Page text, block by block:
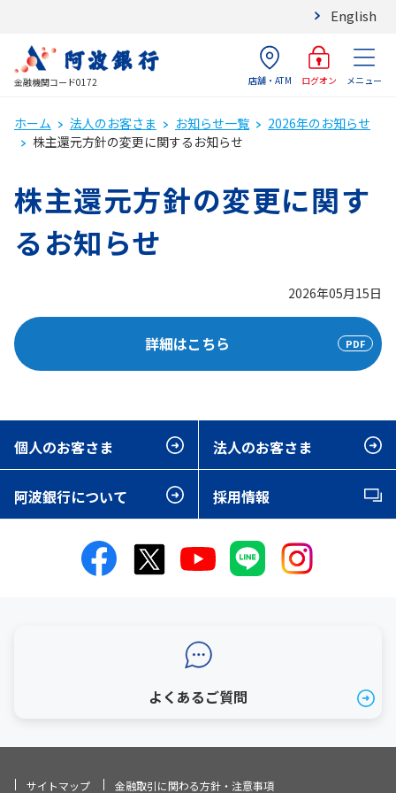
English
金融機関コード0172 店舗・ATM ログオン メニュー
ホーム 法人のお客さま お知らせ一覧
2026年のお知らせ
株主還元方針の変更に関するお知らせ
株主還元方針の変更に関す
るお知らせ
2026年05月15日
詳細はこちら
個人のお客さま 法人のお客さま
阿波銀行について 採用情報
よくあるご質問
サイトマップ 金融取引に関わる方針・注意事項